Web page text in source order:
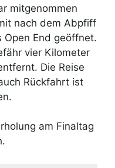
mitgenommen
nach dem Abpfiff
End geöffnet.
vier Kilometer
Die Reise
Rückfahrt ist
am Finaltag